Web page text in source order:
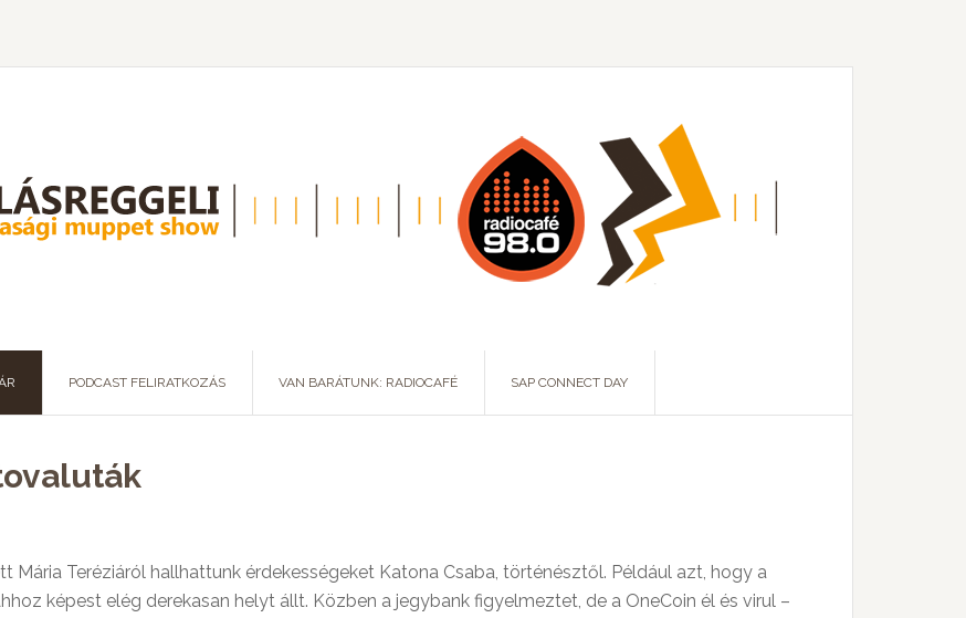
PODCAST FELIRATKOZÁS VAN BARÁTUNK: RADIOCAFÉ SAP CONNECT DAY
Mária Teréziáról hallhattunk érdekességeket Katona Csaba, történésztől. Például azt, hogy a
képest elég derekasan helyt állt. Közben a jegybank figyelmeztet, de a OneCoin él és virul –